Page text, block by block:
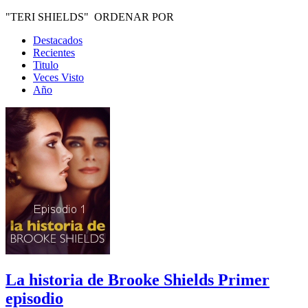
"TERI SHIELDS" ORDENAR POR
Destacados
Recientes
Titulo
Veces Visto
Año
La historia de Brooke Shields Primer
episodio